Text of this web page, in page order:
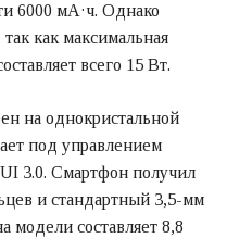
6000 мА·ч. Однако
как максимальная
всего 15 Вт.
на однокристальной
под управлением
3.0. Смартфон получил
и стандартный 3,5-мм
модели составляет 8,8